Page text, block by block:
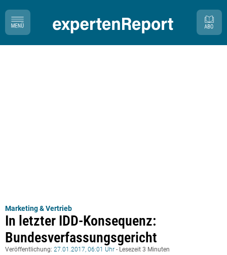
Marketing & Vertrieb
In letzter IDD-Konsequenz:
Bundesverfassungsgericht
Veröffentlichung: 27.01.2017, 06:01 Uhr - Lesezeit 3 Minuten